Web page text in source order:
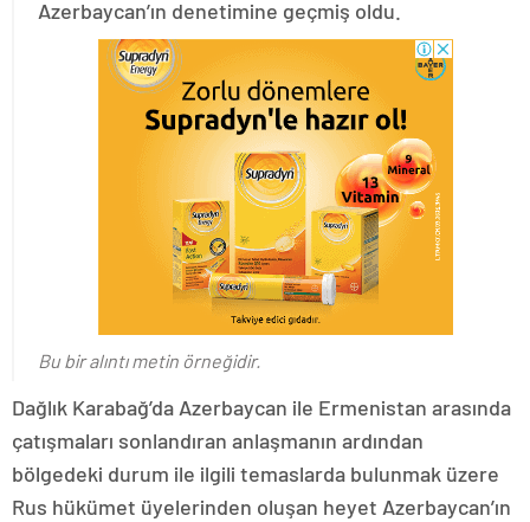
Azerbaycan’ın denetimine geçmiş oldu.
Bu bir alıntı metin örneğidir.
Dağlık Karabağ’da Azerbaycan ile Ermenistan arasında
çatışmaları sonlandıran anlaşmanın ardından
bölgedeki durum ile ilgili temaslarda bulunmak üzere
Rus hükümet üyelerinden oluşan heyet Azerbaycan’ın